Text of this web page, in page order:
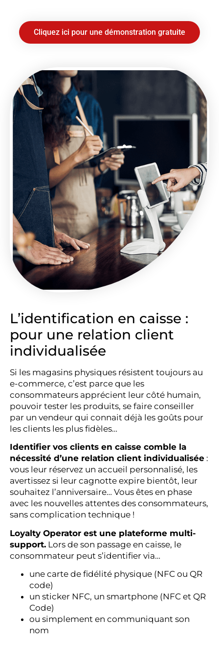
Cliquez ici pour une démonstration gratuite
L’identification en caisse :
pour une relation client
individualisée
Si les magasins physiques résistent toujours au
e-commerce, c’est parce que les
consommateurs apprécient leur côté humain,
pouvoir tester les produits, se faire conseiller
par un vendeur qui connait déjà les goûts pour
les clients les plus fidèles…
Identifier vos clients en caisse comble la
nécessité d’une relation client individualisée :
vous leur réservez un accueil personnalisé, les
avertissez si leur cagnotte expire bientôt, leur
souhaitez l’anniversaire… Vous êtes en phase
avec les nouvelles attentes des consommateurs,
sans complication technique !
Loyalty Operator est une plateforme multi-
support. Lors de son passage en caisse, le
consommateur peut s’identifier via…
une carte de fidélité physique (NFC ou QR
code)
un sticker NFC, un smartphone (NFC et QR
Code)
ou simplement en communiquant son
nom